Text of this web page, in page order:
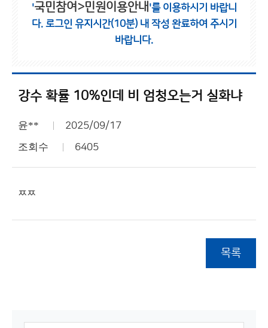
'국민참여>민원이용안내 '를 이용하시기 바랍니
다. 로그인 유지시간(10분) 내 작성 완료하여 주시기
바랍니다.
강수 확률 10%인데 비 엄청오는거 실화냐
윤** 2025/09/17
조회수 6405
ㅉㅉ
목록